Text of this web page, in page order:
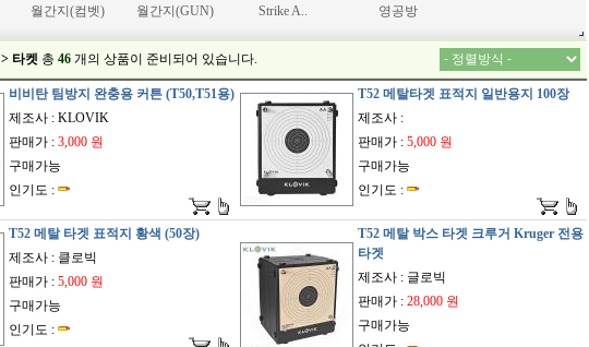
월간지(컴벳) 월간지(GUN) Strike A.. 영공방
> 타켓 총 46 개 의 상품이 준비되어 있습니다.
비비탄 팀방지 완충용 커튼 (T50,T51용)
제조사 : KLOVIK
판매가 : 3,000 원
구매가능
인기도 :
T52 메탈타겟 표적지 일반용지 100장
제조사 :
판매가 : 5,000 원
구매가능
인기도 :
T52 메탈 타겟 표적지 황색 (50장)
제조사 : 클로빅
판매가 : 5,000 원
구매가능
인기도 :
T52 메탈 박스 타겟 크루거 Kruger 전용
타겟
제조사 : 글로빅
판매가 : 28,000 원
구매가능